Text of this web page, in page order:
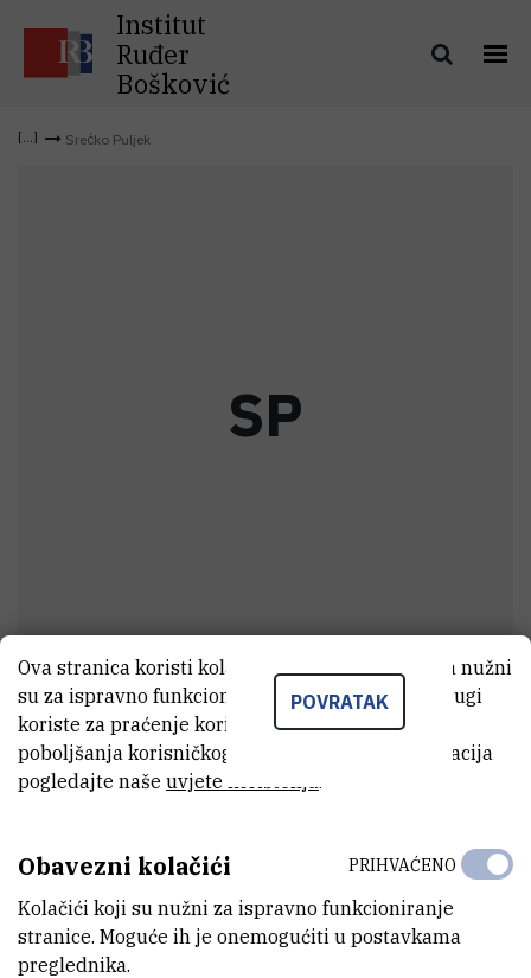
Institut
Ruđer
Bošković
Srećko Puljek
SP
SrećkoPuljek
Zaštitar
E-MAIL
spuljek@irb.hr
ORGANIZACIJSKA JEDINICA
Samostalni odjel za sigurnost, zaštitu i skladištenje
POVRATAK
Ova stranica koristi kolačiće. Neki od tih kolačića nužni
su za ispravno funkcioniranje stranice, dok se drugi
koriste za praćenje korištenja stranice radi
poboljšanja korisničkog iskustva. Za više informacija
pogledajte naše uvjete korištenja.
Obavezni kolačići
Kolačići koji su nužni za ispravno funkcioniranje
stranice. Moguće ih je onemogućiti u postavkama
preglednika.
PRIHVAĆENO